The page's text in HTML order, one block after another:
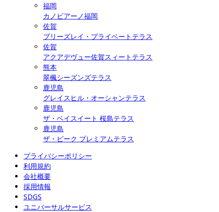
福岡
カノビアーノ福岡
佐賀
ブリーズレイ・プライベートテラス
佐賀
アクアデヴュー佐賀スィートテラス
熊本
翠楓シーズンズテラス
鹿児島
グレイスヒル・オーシャンテラス
鹿児島
ザ・ベイスイート 桜島テラス
鹿児島
ザ・ピーク プレミアムテラス
プライバシーポリシー
利用規約
会社概要
採用情報
SDGS
ユニバーサルサービス